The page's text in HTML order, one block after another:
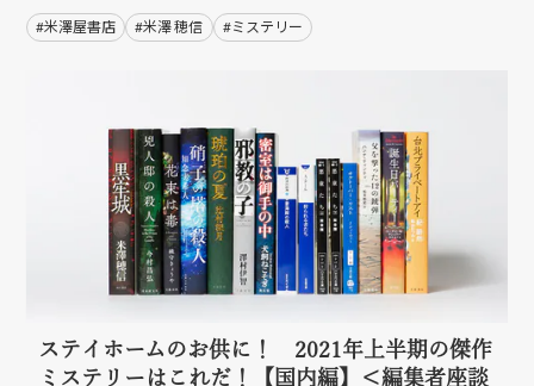
#米澤屋書店 #米澤 穂信 #ミステリー
ステイホームのお供に！ 2021年上半期の傑作
ミステリーはこれだ！【国内編】＜編集者座談